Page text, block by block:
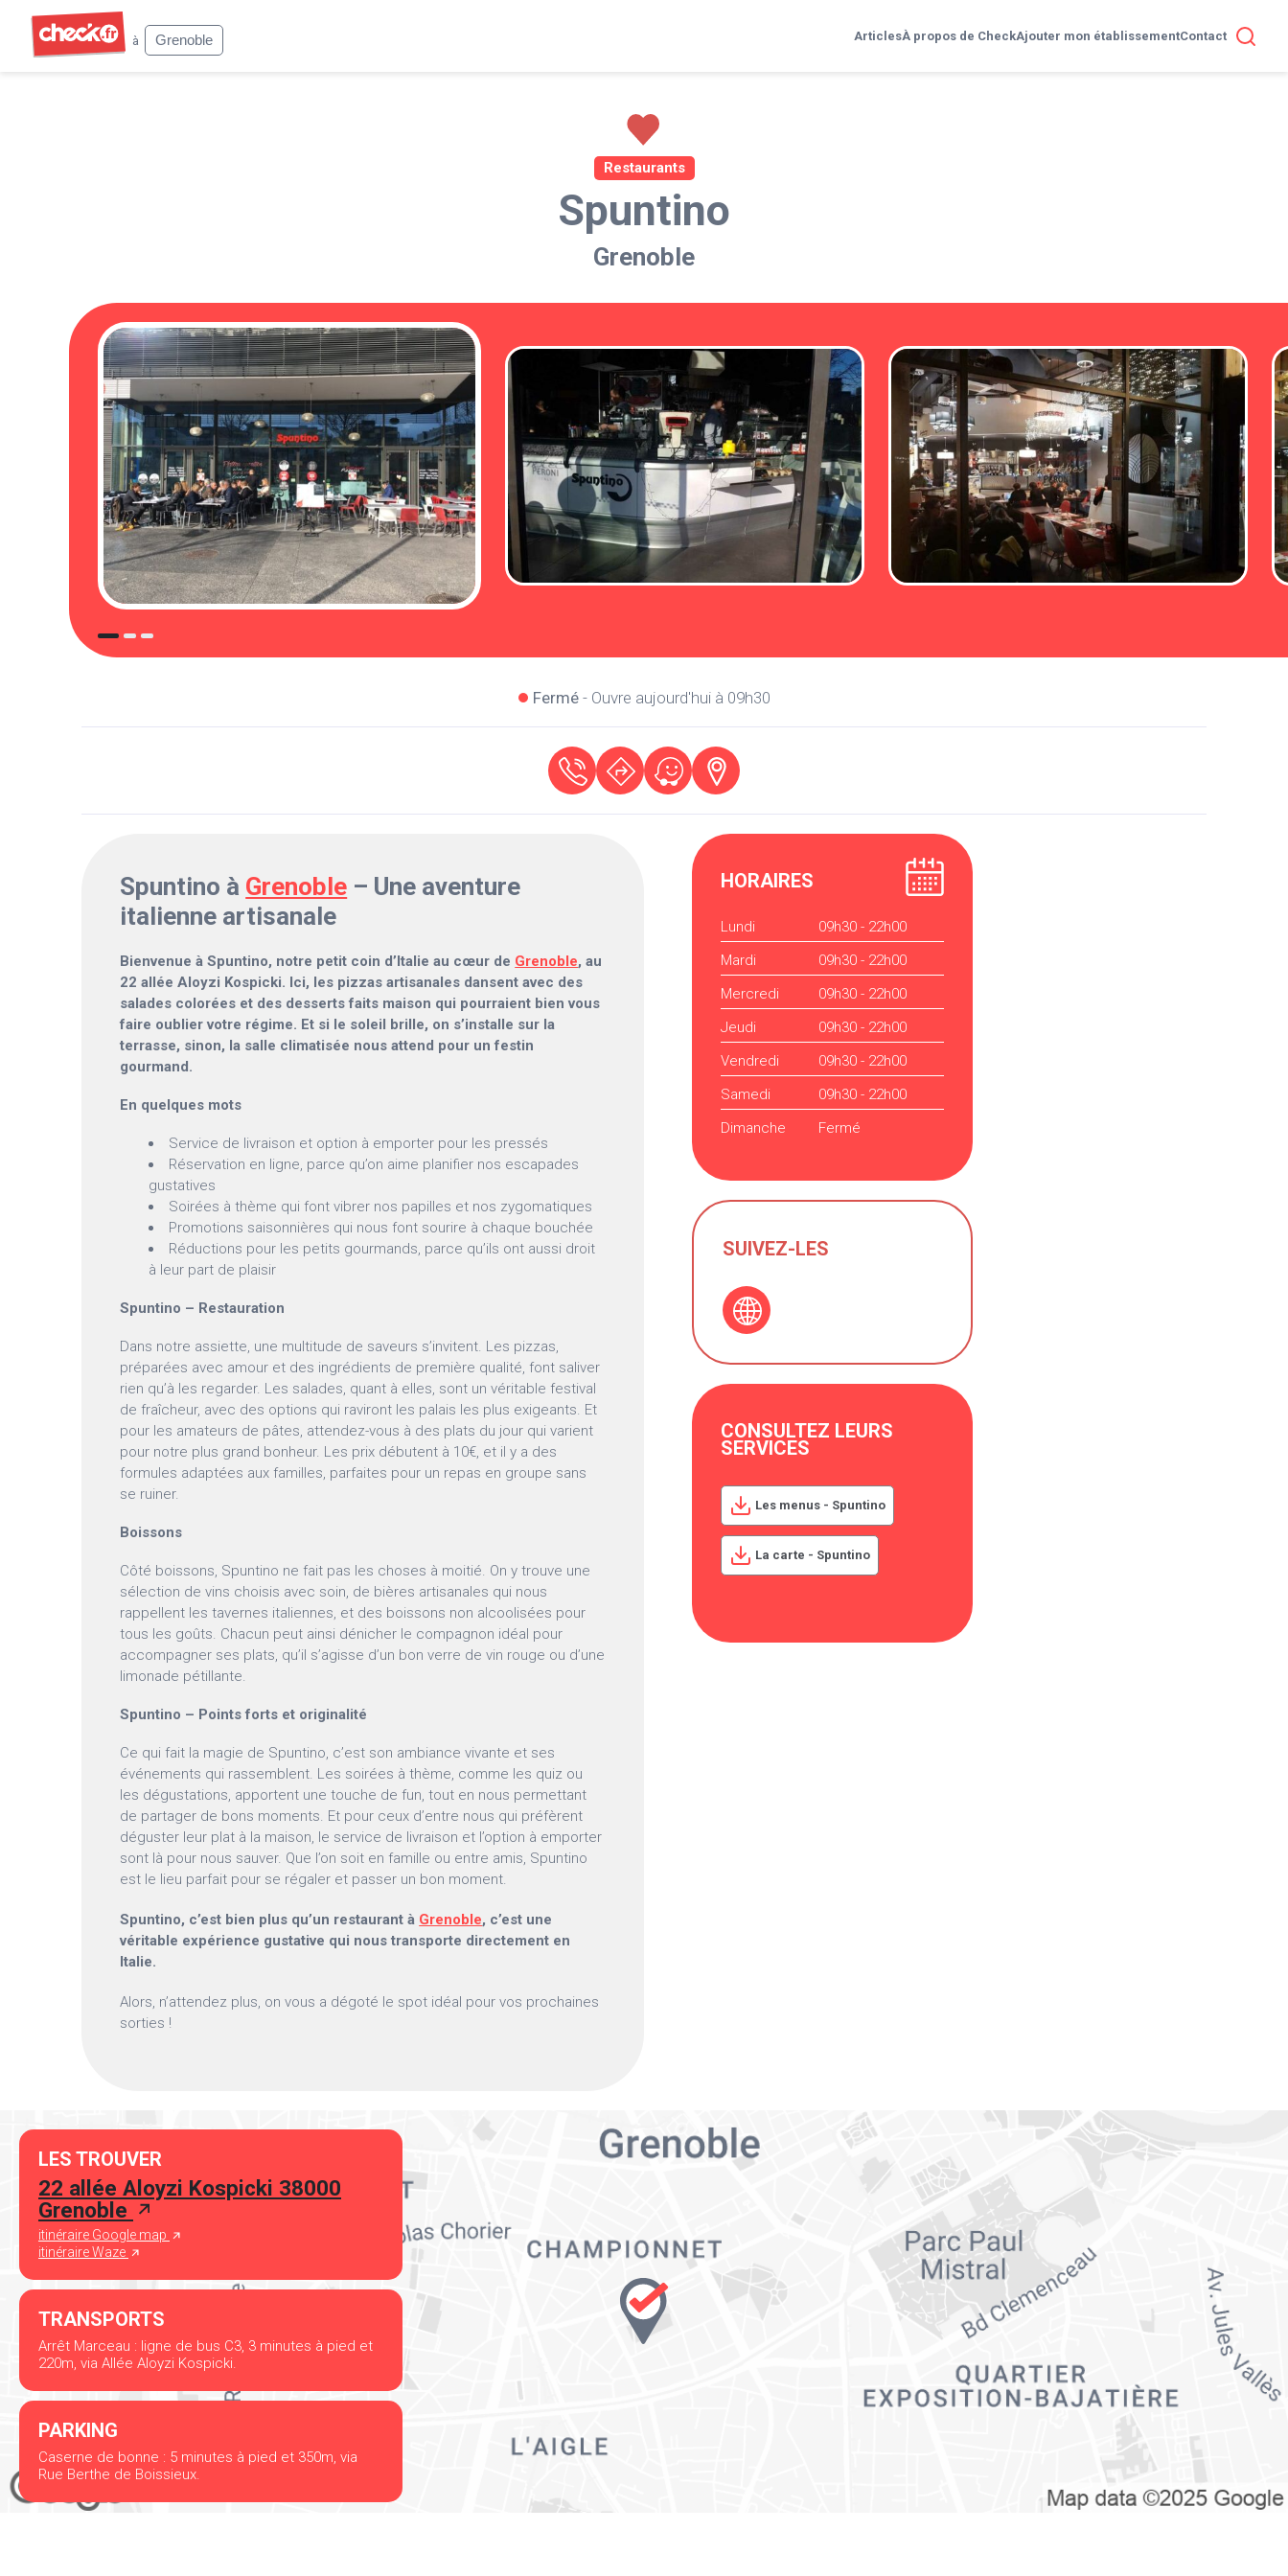
à
Grenoble ArticlesÀ propos de CheckAjouter mon établissementContact
Restaurants
Spuntino
Grenoble
Fermé- Ouvre aujourd'hui à 09h30
Spuntino à Grenoble – Une aventure
italienne artisanale
Bienvenue à Spuntino, notre petit coin d’Italie au cœur de Grenoble, au
22 allée Aloyzi Kospicki. Ici, les pizzas artisanales dansent avec des
salades colorées et des desserts faits maison qui pourraient bien vous
faire oublier votre régime. Et si le soleil brille, on s’installe sur la
terrasse, sinon, la salle climatisée nous attend pour un festin
gourmand.
En quelques mots
Service de livraison et option à emporter pour les pressés
Réservation en ligne, parce qu’on aime planifier nos escapades
gustatives
Soirées à thème qui font vibrer nos papilles et nos zygomatiques
Promotions saisonnières qui nous font sourire à chaque bouchée
Réductions pour les petits gourmands, parce qu’ils ont aussi droit
à leur part de plaisir
Spuntino – Restauration
Dans notre assiette, une multitude de saveurs s’invitent. Les pizzas,
préparées avec amour et des ingrédients de première qualité, font saliver
rien qu’à les regarder. Les salades, quant à elles, sont un véritable festival
de fraîcheur, avec des options qui raviront les palais les plus exigeants. Et
pour les amateurs de pâtes, attendez-vous à des plats du jour qui varient
pour notre plus grand bonheur. Les prix débutent à 10€, et il y a des
formules adaptées aux familles, parfaites pour un repas en groupe sans
se ruiner.
Boissons
Côté boissons, Spuntino ne fait pas les choses à moitié. On y trouve une
sélection de vins choisis avec soin, de bières artisanales qui nous
rappellent les tavernes italiennes, et des boissons non alcoolisées pour
tous les goûts. Chacun peut ainsi dénicher le compagnon idéal pour
accompagner ses plats, qu’il s’agisse d’un bon verre de vin rouge ou d’une
limonade pétillante.
Spuntino – Points forts et originalité
Ce qui fait la magie de Spuntino, c’est son ambiance vivante et ses
événements qui rassemblent. Les soirées à thème, comme les quiz ou
les dégustations, apportent une touche de fun, tout en nous permettant
de partager de bons moments. Et pour ceux d’entre nous qui préfèrent
déguster leur plat à la maison, le service de livraison et l’option à emporter
sont là pour nous sauver. Que l’on soit en famille ou entre amis, Spuntino
est le lieu parfait pour se régaler et passer un bon moment.
Spuntino, c’est bien plus qu’un restaurant à Grenoble, c’est une
véritable expérience gustative qui nous transporte directement en
Italie.
Alors, n’attendez plus, on vous a dégoté le spot idéal pour vos prochaines
sorties !
HORAIRES
Lundi
09h30 - 22h00
Mardi
09h30 - 22h00
Mercredi
09h30 - 22h00
Jeudi
09h30 - 22h00
Vendredi
09h30 - 22h00
Samedi
09h30 - 22h00
Dimanche
Fermé
SUIVEZ-LES
CONSULTEZ LEURS
SERVICES
Les menus - Spuntino
La carte - Spuntino
LES TROUVER
22 allée Aloyzi Kospicki 38000
Grenoble
itinéraire Google map
itinéraire Waze
TRANSPORTS
Arrêt Marceau : ligne de bus C3, 3 minutes à pied et
220m, via Allée Aloyzi Kospicki.
PARKING
Caserne de bonne : 5 minutes à pied et 350m, via
Rue Berthe de Boissieux.